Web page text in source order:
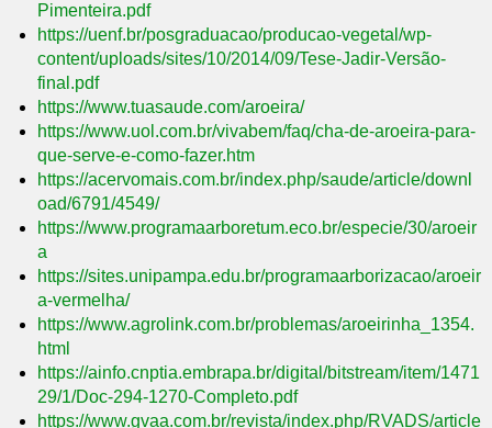
Pimenteira.pdf
https://uenf.br/posgraduacao/producao-vegetal/wp-
content/uploads/sites/10/2014/09/Tese-Jadir-Versão-
final.pdf
https://www.tuasaude.com/aroeira/
https://www.uol.com.br/vivabem/faq/cha-de-aroeira-para-
que-serve-e-como-fazer.htm
https://acervomais.com.br/index.php/saude/article/downl
oad/6791/4549/
https://www.programaarboretum.eco.br/especie/30/aroeir
a
https://sites.unipampa.edu.br/programaarborizacao/aroeir
a-vermelha/
https://www.agrolink.com.br/problemas/aroeirinha_1354.
html
https://ainfo.cnptia.embrapa.br/digital/bitstream/item/1471
29/1/Doc-294-1270-Completo.pdf
https://www.gvaa.com.br/revista/index.php/RVADS/article